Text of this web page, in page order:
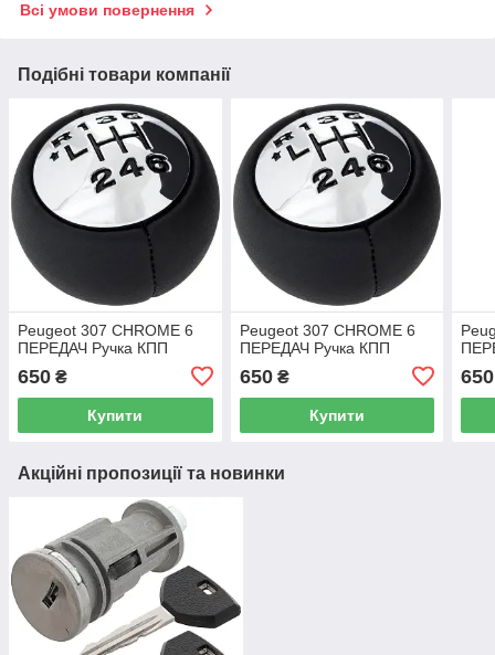
Всі умови повернення
Подібні товари компанії
Peugeot 307 CHROME 6
ПЕРЕДАЧ Ручка КПП
650 ₴
Купити
Peugeot 307 CHROME 6
ПЕРЕДАЧ Ручка КПП
650₴
Купити
650
Акційні пропозиції та новинки